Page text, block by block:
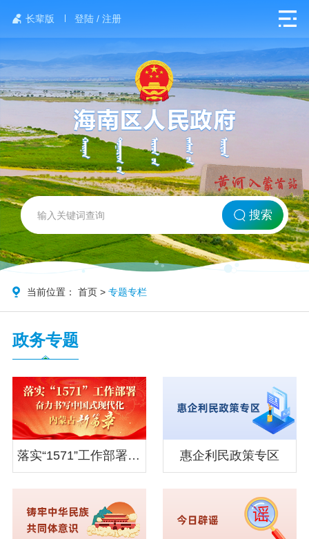
长辈版 登陆 / 注册
网站首页
北方海南
政务要闻
党务公开
政务公开
政务服务
互动交流
数据发布
搜索
当前位置：首页 >专题专栏
政务专题
落实“1571”工作部署奋力书写中国式现代化内蒙古新篇章 惠企利民政策专区